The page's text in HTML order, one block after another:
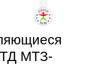
МТЗ-